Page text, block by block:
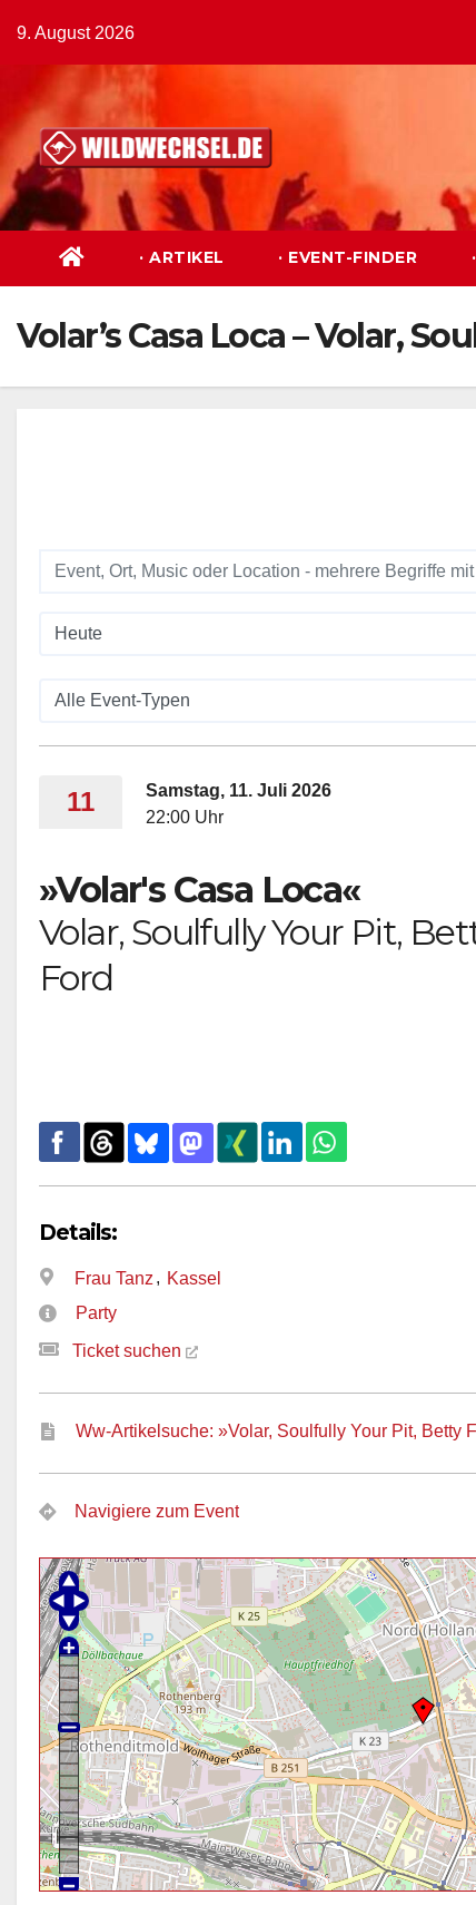
Inhalt
springen
9. August 2026
· ARTIKEL · EVENT-FINDER
Volar’s Casa Loca – Volar,
11
Samstag, 11. Juli 2026
22:00 Uhr
»Volar's Casa Loca«
Volar, Soulfully Your Pit,
Ford
Details:
Frau Tanz , Kassel
Party
Ticket suchen
Ww-Artikelsuche: »Volar, Soulfully Your Pit, Betty
Navigiere zum Event